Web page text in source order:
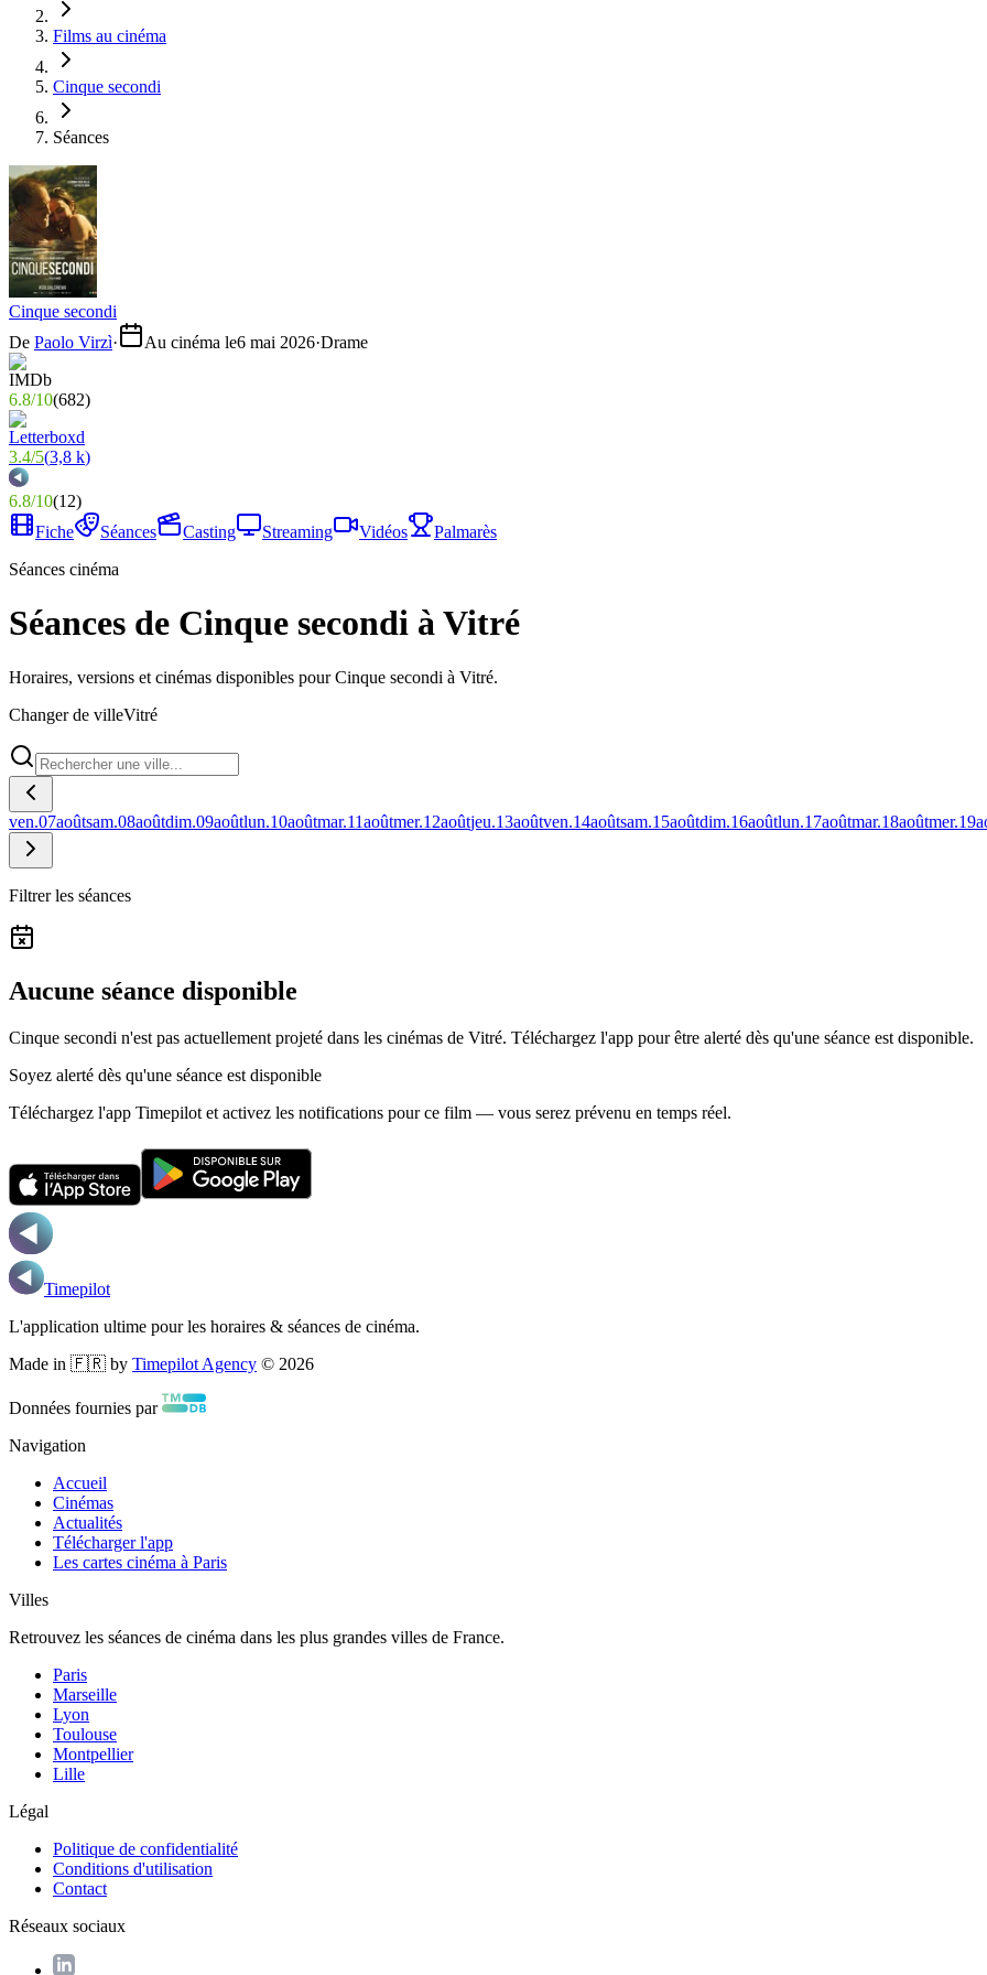
Films au cinéma
Cinque secondi
Séances
Cinque secondi
De Paolo Virzì· Au cinéma le6 mai 2026·Drame
6.8/10(682)
3.4/5(3,8 k)
6.8/10(12)
Fiche
Séances Casting Streaming Vidéos
Palmarès
Séances cinéma
Séances de Cinque secondi à Vitré
Horaires, versions et cinémas disponibles pour Cinque secondi à Vitré.
Changer de villeVitré
ven.07aoûtsam.08aoûtdim.09aoûtlun.10aoûtmar.11aoûtmer.12aoûtjeu.13aoûtven.14aoûtsam.15aoûtdim.16aoûtlun.17aoûtmar.18aoûtmer.19
Filtrer les séances
Aucune séance disponible
Cinque secondi n'est pas actuellement projeté dans les cinémas de Vitré. Téléchargez l'app pour être alerté dès qu'une séance est disponible.
Soyez alerté dès qu'une séance est disponible
Téléchargez l'app Timepilot et activez les notifications pour ce film — vous serez prévenu en temps réel.
Timepilot
L'application ultime pour les horaires & séances de cinéma.
Made in 🇫🇷 by Timepilot Agency © 2026
Données fournies par
Navigation
Accueil
Cinémas
Actualités
Télécharger l'app
Les cartes cinéma à Paris
Villes
Retrouvez les séances de cinéma dans les plus grandes villes de France.
Paris
Marseille
Lyon
Toulouse
Montpellier
Lille
Légal
Politique de confidentialité
Conditions d'utilisation
Contact
Réseaux sociaux